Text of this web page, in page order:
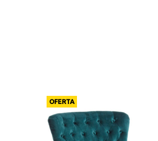
OFERTA